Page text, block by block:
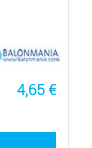
4,65 €